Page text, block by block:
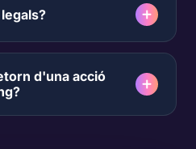
d'una acció